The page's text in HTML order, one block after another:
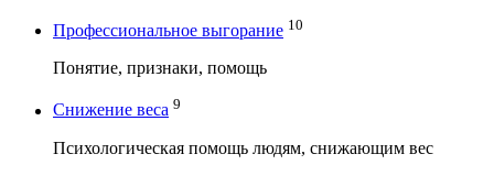
Профессиональное выгорание 10
Понятие, признаки, помощь
Снижение веса 9
Психологическая помощь людям, снижающим вес